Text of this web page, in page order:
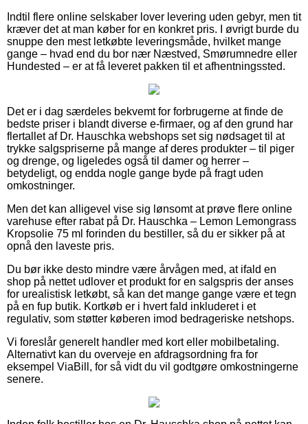
Indtil flere online selskaber lover levering uden gebyr, men tit
kræver det at man køber for en konkret pris. I øvrigt burde du
snuppe den mest letkøbte leveringsmåde, hvilket mange
gange – hvad end du bor nær Næstved, Smørumnedre eller
Hundested – er at få leveret pakken til et afhentningssted.
Det er i dag særdeles bekvemt for forbrugerne at finde de
bedste priser i blandt diverse e-firmaer, og af den grund har
flertallet af Dr. Hauschka webshops set sig nødsaget til at
trykke salgspriserne på mange af deres produkter – til piger
og drenge, og ligeledes også til damer og herrer –
betydeligt, og endda nogle gange byde på fragt uden
omkostninger.
Men det kan alligevel vise sig lønsomt at prøve flere online
varehuse efter rabat på Dr. Hauschka – Lemon Lemongrass
Kropsolie 75 ml forinden du bestiller, så du er sikker på at
opnå den laveste pris.
Du bør ikke desto mindre være årvågen med, at ifald en
shop på nettet udlover et produkt for en salgspris der anses
for urealistisk letkøbt, så kan det mange gange være et tegn
på en fup butik. Kortkøb er i hvert fald inkluderet i et
regulativ, som støtter køberen imod bedrageriske netshops.
Vi foreslår generelt handler med kort eller mobilbetaling.
Alternativt kan du overveje en afdragsordning fra for
eksempel ViaBill, for så vidt du vil godtgøre omkostningerne
senere.